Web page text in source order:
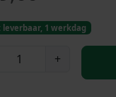
leverbaar, 1 werkdag
+